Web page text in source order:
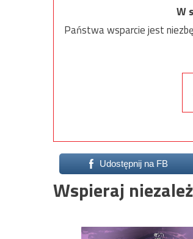
W
Państwa wsparcie jest
Udostępnij na FB
Wspieraj